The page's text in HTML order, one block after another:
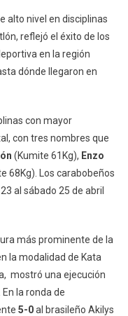
De
La
Juventud
alto nivel en disciplinas
reflejó el éxito de los
en la región
dónde llegaron en
con mayor
con tres nombres que
(Kumite 61Kg), Enzo
68Kg). Los carabobeños
al sábado 25 de abril
más prominente de la
la modalidad de Kata
mostró una ejecución
la ronda de
5-0al brasileño Akilys